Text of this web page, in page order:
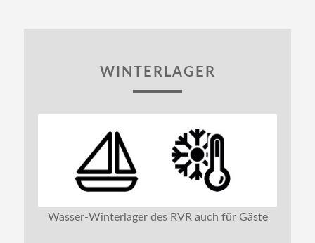
WINTERLAGER
Wasser-Winterlager des RVR auch für Gäste